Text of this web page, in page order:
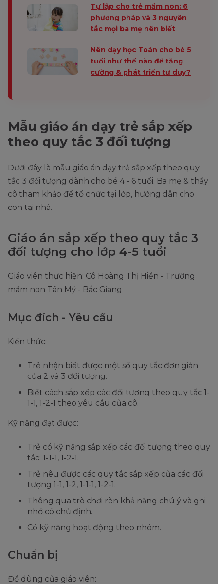
Tự lập cho trẻ mầm non: 6
phương pháp và 3 nguyên
tắc mọi ba mẹ nên biết
Nên dạy học Toán cho bé 5
tuổi như thế nào để tăng
cường & phát triển tư duy?
Mẫu giáo án dạy trẻ sắp xếp
theo quy tắc 3 đối tượng
Dưới đây là mẫu giáo án dạy trẻ sắp xếp theo quy
tắc 3 đối tượng dành cho bé 4 - 6 tuổi. Ba mẹ & thầy
cô tham khảo để tổ chức tại lớp, hướng dẫn cho
con tại nhà.
Giáo án sắp xếp theo quy tắc 3
đối tượng cho lớp 4-5 tuổi
Giáo viên thực hiện: Cô Hoàng Thị Hiền - Trường
mầm non Tân Mỹ - Bắc Giang
Mục đích - Yêu cầu
Kiến thức:
Trẻ nhận biết được một số quy tắc đơn giản
của 2 và 3 đối tượng.
Biết cách sắp xếp các đối tượng theo quy tắc 1-
1-1, 1-2-1 theo yêu cầu của cô.
Kỹ năng đạt được:
Trẻ có kỹ năng sắp xếp các đối tượng theo quy
tắc: 1-1-1, 1-2-1.
Trẻ nêu được các quy tắc sắp xếp của các đối
tượng 1-1, 1-2, 1-1-1, 1-2-1.
Thông qua trò chơi rèn khả năng chú ý và ghi
nhớ có chủ định.
Có kỹ năng hoạt động theo nhóm.
Chuẩn bị
Đồ dùng của giáo viên: